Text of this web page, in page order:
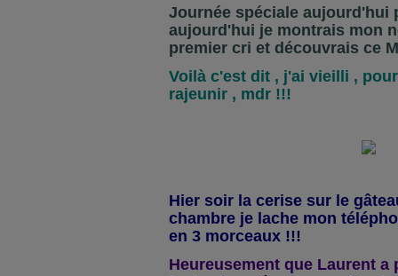
Journée spéciale aujourd'hui
aujourd'hui je montrais mon
premier cri et découvrais ce
Voilà c'est dit , j'ai vieilli ,
rajeunir , mdr !!!
Hier soir la cerise sur le
chambre je lache mon
en 3 morceaux !!!
Heureusement que Laurent a